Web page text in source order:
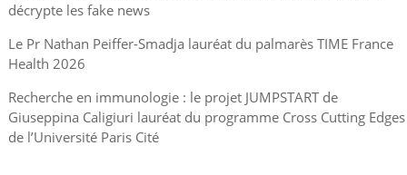
décrypte les fake news
Le Pr Nathan Peiffer-Smadja lauréat du palmarès TIME France
Health 2026
Recherche en immunologie : le projet JUMPSTART de
Giuseppina Caligiuri lauréat du programme Cross Cutting Edges
de l’Université Paris Cité